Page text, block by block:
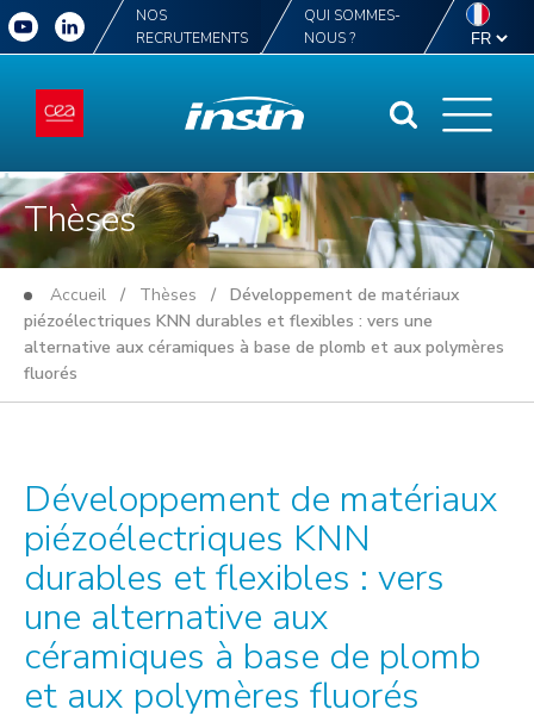
NOS
RECRUTEMENTS
QUI SOMMES-
NOUS ?
Thèses
Accueil / Thèses / Développement de matériaux
piézoélectriques KNN durables et flexibles : vers une
alternative aux céramiques à base de plomb et aux polymères
fluorés
Développement de matériaux
piézoélectriques KNN
durables et flexibles : vers
une alternative aux
céramiques à base de plomb
et aux polymères fluorés